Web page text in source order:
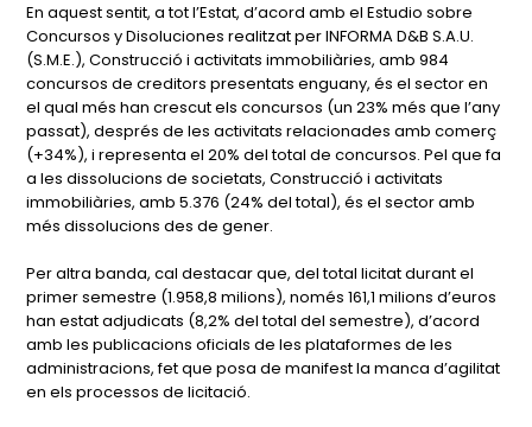
En aquest sentit, a tot l’Estat, d’acord amb el Estudio sobre
Concursos y Disoluciones realitzat per INFORMA D&B S.A.U.
(S.M.E.), Construcció i activitats immobiliàries, amb 984
concursos de creditors presentats enguany, és el sector en
el qual més han crescut els concursos (un 23% més que l’any
passat), després de les activitats relacionades amb comerç
(+34%), i representa el 20% del total de concursos. Pel que fa
a les dissolucions de societats, Construcció i activitats
immobiliàries, amb 5.376 (24% del total), és el sector amb
més dissolucions des de gener.
Per altra banda, cal destacar que, del total licitat durant el
primer semestre (1.958,8 milions), només 161,1 milions d’euros
han estat adjudicats (8,2% del total del semestre), d’acord
amb les publicacions oficials de les plataformes de les
administracions, fet que posa de manifest la manca d’agilitat
en els processos de licitació.